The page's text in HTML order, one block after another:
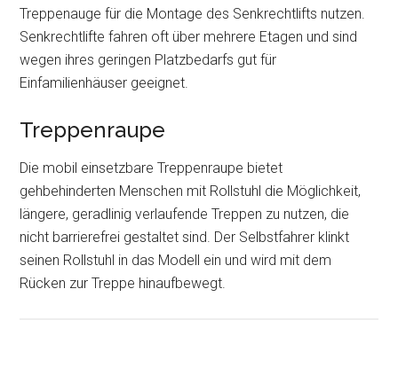
Treppenauge für die Montage des Senkrechtlifts nutzen.
Senkrechtlifte fahren oft über mehrere Etagen und sind
wegen ihres geringen Platzbedarfs gut für
Einfamilienhäuser geeignet.
Treppenraupe
Die mobil einsetzbare Treppenraupe bietet
gehbehinderten Menschen mit Rollstuhl die Möglichkeit,
längere, geradlinig verlaufende Treppen zu nutzen, die
nicht barrierefrei gestaltet sind. Der Selbstfahrer klinkt
seinen Rollstuhl in das Modell ein und wird mit dem
Rücken zur Treppe hinaufbewegt.